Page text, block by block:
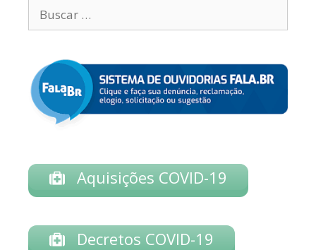
Search
for:
Aquisições COVID-19
Decretos COVID-19